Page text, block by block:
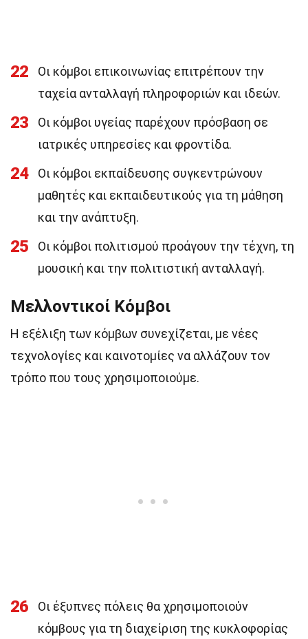
22
Οι κόμβοι επικοινωνίας επιτρέπουν την
ταχεία ανταλλαγή πληροφοριών και ιδεών.
23
Οι κόμβοι υγείας παρέχουν πρόσβαση σε
ιατρικές υπηρεσίες και φροντίδα.
24
Οι κόμβοι εκπαίδευσης συγκεντρώνουν
μαθητές και εκπαιδευτικούς για τη μάθηση
και την ανάπτυξη.
25
Οι κόμβοι πολιτισμού προάγουν την τέχνη, τη
μουσική και την πολιτιστική ανταλλαγή.
Μελλοντικοί Κόμβοι
Η εξέλιξη των κόμβων συνεχίζεται, με νέες
τεχνολογίες και καινοτομίες να αλλάζουν τον
τρόπο που τους χρησιμοποιούμε.
26
Οι έξυπνες πόλεις θα χρησιμοποιούν
κόμβους για τη διαχείριση της κυκλοφορίας